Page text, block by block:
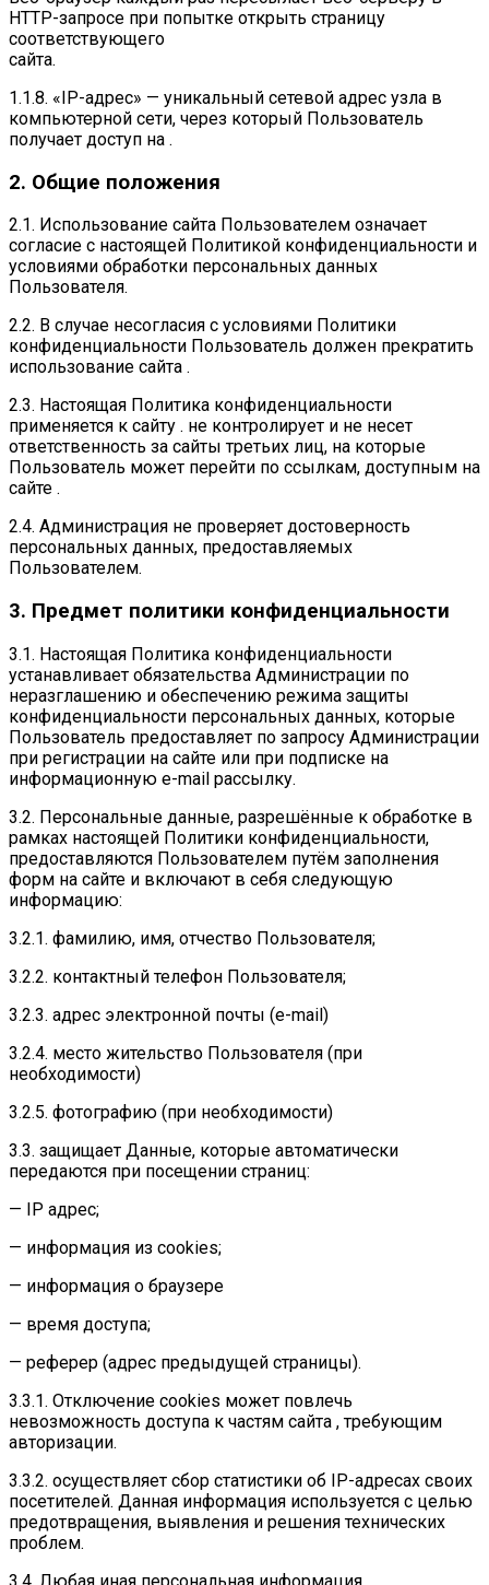
HTTP-запросе при попытке открыть страницу
соответствующего
сайта.
1.1.8. «IP-адрес» — уникальный сетевой адрес узла в
компьютерной сети, через который Пользователь
получает доступ на .
2. Общие положения
2.1. Использование сайта Пользователем означает
согласие с настоящей Политикой конфиденциальности и
условиями обработки персональных данных
Пользователя.
2.2. В случае несогласия с условиями Политики
конфиденциальности Пользователь должен прекратить
использование сайта .
2.3. Настоящая Политика конфиденциальности
применяется к сайту . не контролирует и не несет
ответственность за сайты третьих лиц, на которые
Пользователь может перейти по ссылкам, доступным на
сайте .
2.4. Администрация не проверяет достоверность
персональных данных, предоставляемых
Пользователем.
3. Предмет политики конфиденциальности
3.1. Настоящая Политика конфиденциальности
устанавливает обязательства Администрации по
неразглашению и обеспечению режима защиты
конфиденциальности персональных данных, которые
Пользователь предоставляет по запросу Администрации
при регистрации на сайте или при подписке на
информационную e-mail рассылку.
3.2. Персональные данные, разрешённые к обработке в
рамках настоящей Политики конфиденциальности,
предоставляются Пользователем путём заполнения
форм на сайте и включают в себя следующую
информацию:
3.2.1. фамилию, имя, отчество Пользователя;
3.2.2. контактный телефон Пользователя;
3.2.3. адрес электронной почты (e-mail)
3.2.4. место жительство Пользователя (при
необходимости)
3.2.5. фотографию (при необходимости)
3.3. защищает Данные, которые автоматически
передаются при посещении страниц:
— IP адрес;
— информация из cookies;
— информация о браузере
— время доступа;
— реферер (адрес предыдущей страницы).
3.3.1. Отключение cookies может повлечь
невозможность доступа к частям сайта , требующим
авторизации.
3.3.2. осуществляет сбор статистики об IP-адресах своих
посетителей. Данная информация используется с целью
предотвращения, выявления и решения технических
проблем.